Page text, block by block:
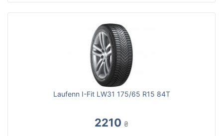
Laufenn I-Fit LW31 175/65 R15 84T
2210 ₴